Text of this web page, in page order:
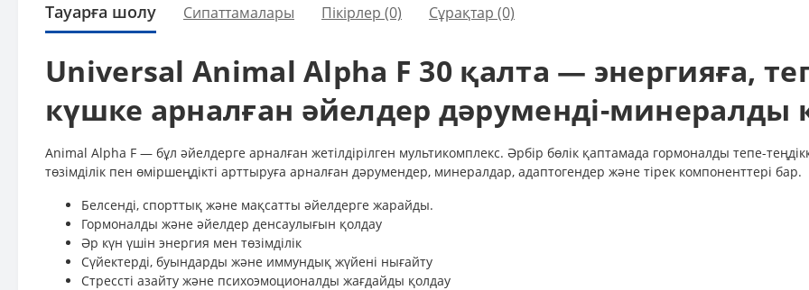
Тауарға шолу Сипаттамалары Пікірлер (0) Сұрақтар (0)
Universal Animal Alpha F 30 қалта — энергияға,
күшке арналған әйелдер дәруменді-минералды
Animal Alpha F — бұл әйелдерге арналған жетілдірілген мультикомплекс. Әрбір бөлік қаптамада гормоналды тепе-
төзімділік пен өміршеңдікті арттыруға арналған дәрумендер, минералдар, адаптогендер және тірек компоненттері бар.
Белсенді, спорттық және мақсатты әйелдерге жарайды.
Гормоналды және әйелдер денсаулығын қолдау
Әр күн үшін энергия мен төзімділік
Сүйектерді, буындарды және иммундық жүйені нығайту
Стрессті азайту және психоэмоционалды жағдайды қолдау